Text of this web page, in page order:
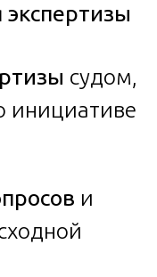
судом,
инициативе
и